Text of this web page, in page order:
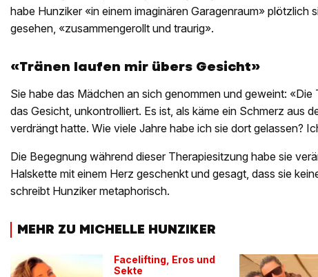
habe Hunziker «in einem imaginären Garagenraum» plötzlich
gesehen, «zusammengerollt und traurig».
«Tränen laufen mir übers Gesicht»
Sie habe das Mädchen an sich genommen und geweint: «Die
das Gesicht, unkontrolliert. Es ist, als käme ein Schmerz aus
verdrängt hatte. Wie viele Jahre habe ich sie dort gelassen?
Die Begegnung während dieser Therapiesitzung habe sie
Halskette mit einem Herz geschenkt und gesagt, dass sie
schreibt Hunziker metaphorisch.
MEHR ZU MICHELLE HUNZIKER
Facelifting, Eros und
Sekte